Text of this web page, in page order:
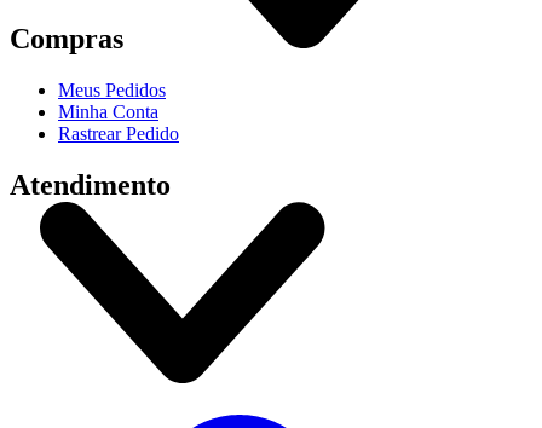
Compras
Meus Pedidos
Minha Conta
Rastrear Pedido
Atendimento